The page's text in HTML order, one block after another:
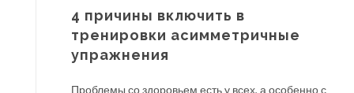
4 причины включить в
тренировки асимметричные
упражнения
Проблемы со здоровьем есть у всех, а особенно с